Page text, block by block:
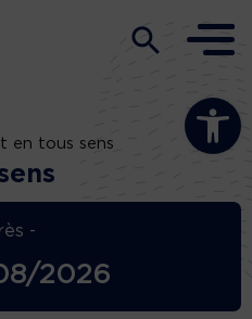
Ouvrir la
en tous sens
-
2026